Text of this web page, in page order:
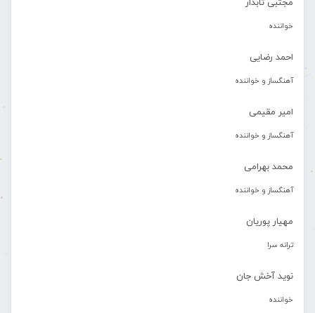
مجتبی تابدار
خواننده
احمد رضایی
آهنگساز و خواننده
امیر مقیمی
آهنگساز و خواننده
محمد بهرامی
آهنگساز و خواننده
مهیار پوریان
ترانه سرا
نوید آخش جان
خواننده